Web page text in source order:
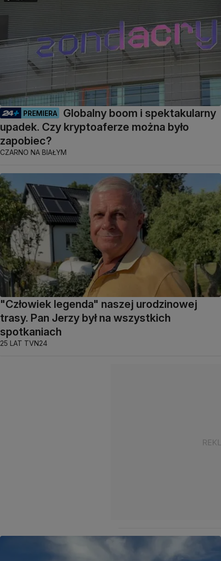
PREMIERA
Globalny boom i spektakularny
upadek. Czy kryptoaferze można było
zapobiec?
CZARNO NA BIAŁYM
"Człowiek legenda" naszej urodzinowej
trasy. Pan Jerzy był na wszystkich
spotkaniach
25 LAT TVN24